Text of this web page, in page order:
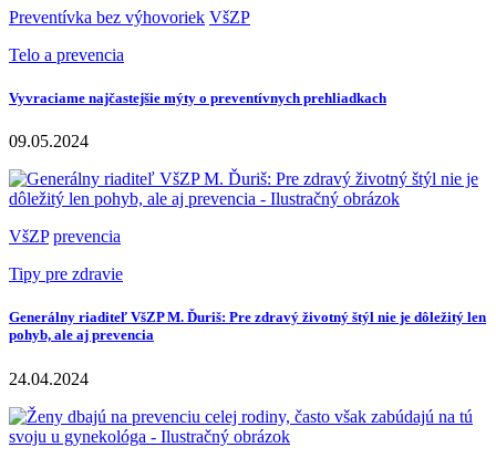
Preventívka bez výhovoriek VšZP
Telo a prevencia
Vyvraciame najčastejšie mýty o preventívnych prehliadkach
09.05.2024
VšZP prevencia
Tipy pre zdravie
Generálny riaditeľ VšZP M. Ďuriš: Pre zdravý životný štýl nie je dôležitý len
pohyb, ale aj prevencia
24.04.2024